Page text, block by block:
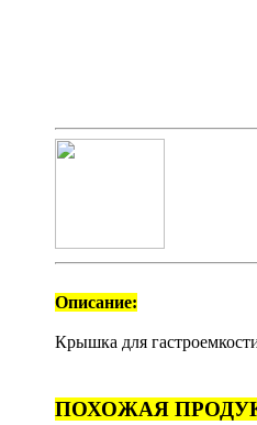
Описание:
Крышка для
ПОХОЖАЯ